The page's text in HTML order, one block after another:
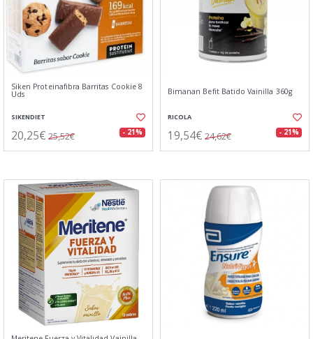
Siken Proteinafibra Barritas Cookie 8
Uds
SIKENDIET
20,25€ 25,52€ - 21%
Bimanan Befit Batido Vainilla 360g
RICOLA
19,54€ 24,62€ - 21%